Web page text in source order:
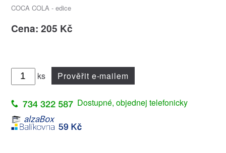
COCA COLA - edice
Cena: 205 Kč
ks Prověřit e-mailem
Dostupné, objednej telefonicky